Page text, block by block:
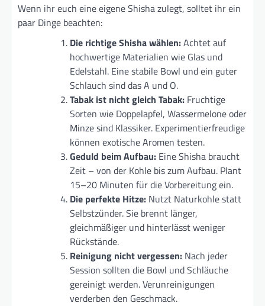
Wenn ihr euch eine eigene Shisha zulegt, solltet ihr ein
paar Dinge beachten:
Die richtige Shisha wählen:Achtet auf
hochwertige Materialien wie Glas und
Edelstahl. Eine stabile Bowl und ein guter
Schlauch sind das A und O.
Tabak ist nicht gleich Tabak: Fruchtige
Sorten wie Doppelapfel, Wassermelone oder
Minze sind Klassiker. Experimentierfreudige
können exotische Aromen testen.
Geduld beim Aufbau: Eine Shisha braucht
Zeit – von der Kohle bis zum Aufbau. Plant
15–20 Minuten für die Vorbereitung ein.
Die perfekte Hitze: Nutzt Naturkohle statt
Selbstzünder. Sie brennt länger,
gleichmäßiger und hinterlässt weniger
Rückstände.
Reinigung nicht vergessen: Nach jeder
Session sollten die Bowl und Schläuche
gereinigt werden. Verunreinigungen
verderben den Geschmack.